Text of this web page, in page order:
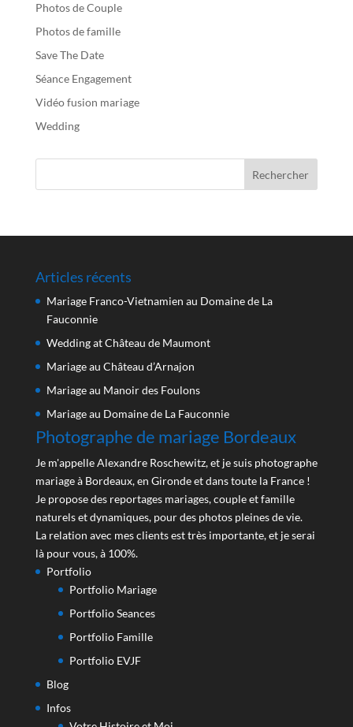
Photos de Couple
Photos de famille
Save The Date
Séance Engagement
Vidéo fusion mariage
Wedding
Articles récents
Mariage Franco-Vietnamien au Domaine de La
Fauconnie
Wedding at Château de Maumont
Mariage au Château d’Arnajon
Mariage au Manoir des Foulons
Mariage au Domaine de La Fauconnie
Photographe de mariage Bordeaux
Je m'appelle Alexandre Roschewitz, et je suis photographe
mariage à Bordeaux, en Gironde et dans toute la France !
Je propose des reportages mariages, couple et famille
naturels et dynamiques, pour des photos pleines de vie.
La relation avec mes clients est très importante, et je serai
là pour vous, à 100%.
Portfolio
Portfolio Mariage
Portfolio Seances
Portfolio Famille
Portfolio EVJF
Blog
Infos